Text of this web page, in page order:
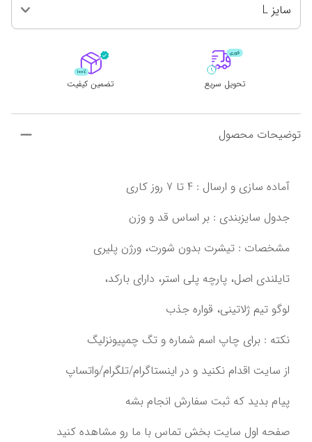
سایز L
تحویل سریع تضمین کیفیت
توضیحات محصول
تایلندی اصل،‌ پارچه پلی استر، دارای بارکد،
لوگو تیم ژلاتینی،‌ قواره جذب
پیام بدید که ثبت سفارش انجام بشه‌‌‌